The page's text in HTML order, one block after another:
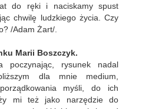
do ręki i naciskamy spust
chwilę ludzkiego życia. Czy
/Adam Żart/.
Marii Boszczyk.
poczynając, rysunek nadal
dla mnie medium,
myśli, do ich
mi też jako narzędzie do